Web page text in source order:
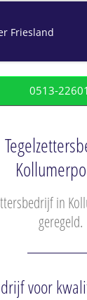
Friesland
0513-
in
geregeld.
voor